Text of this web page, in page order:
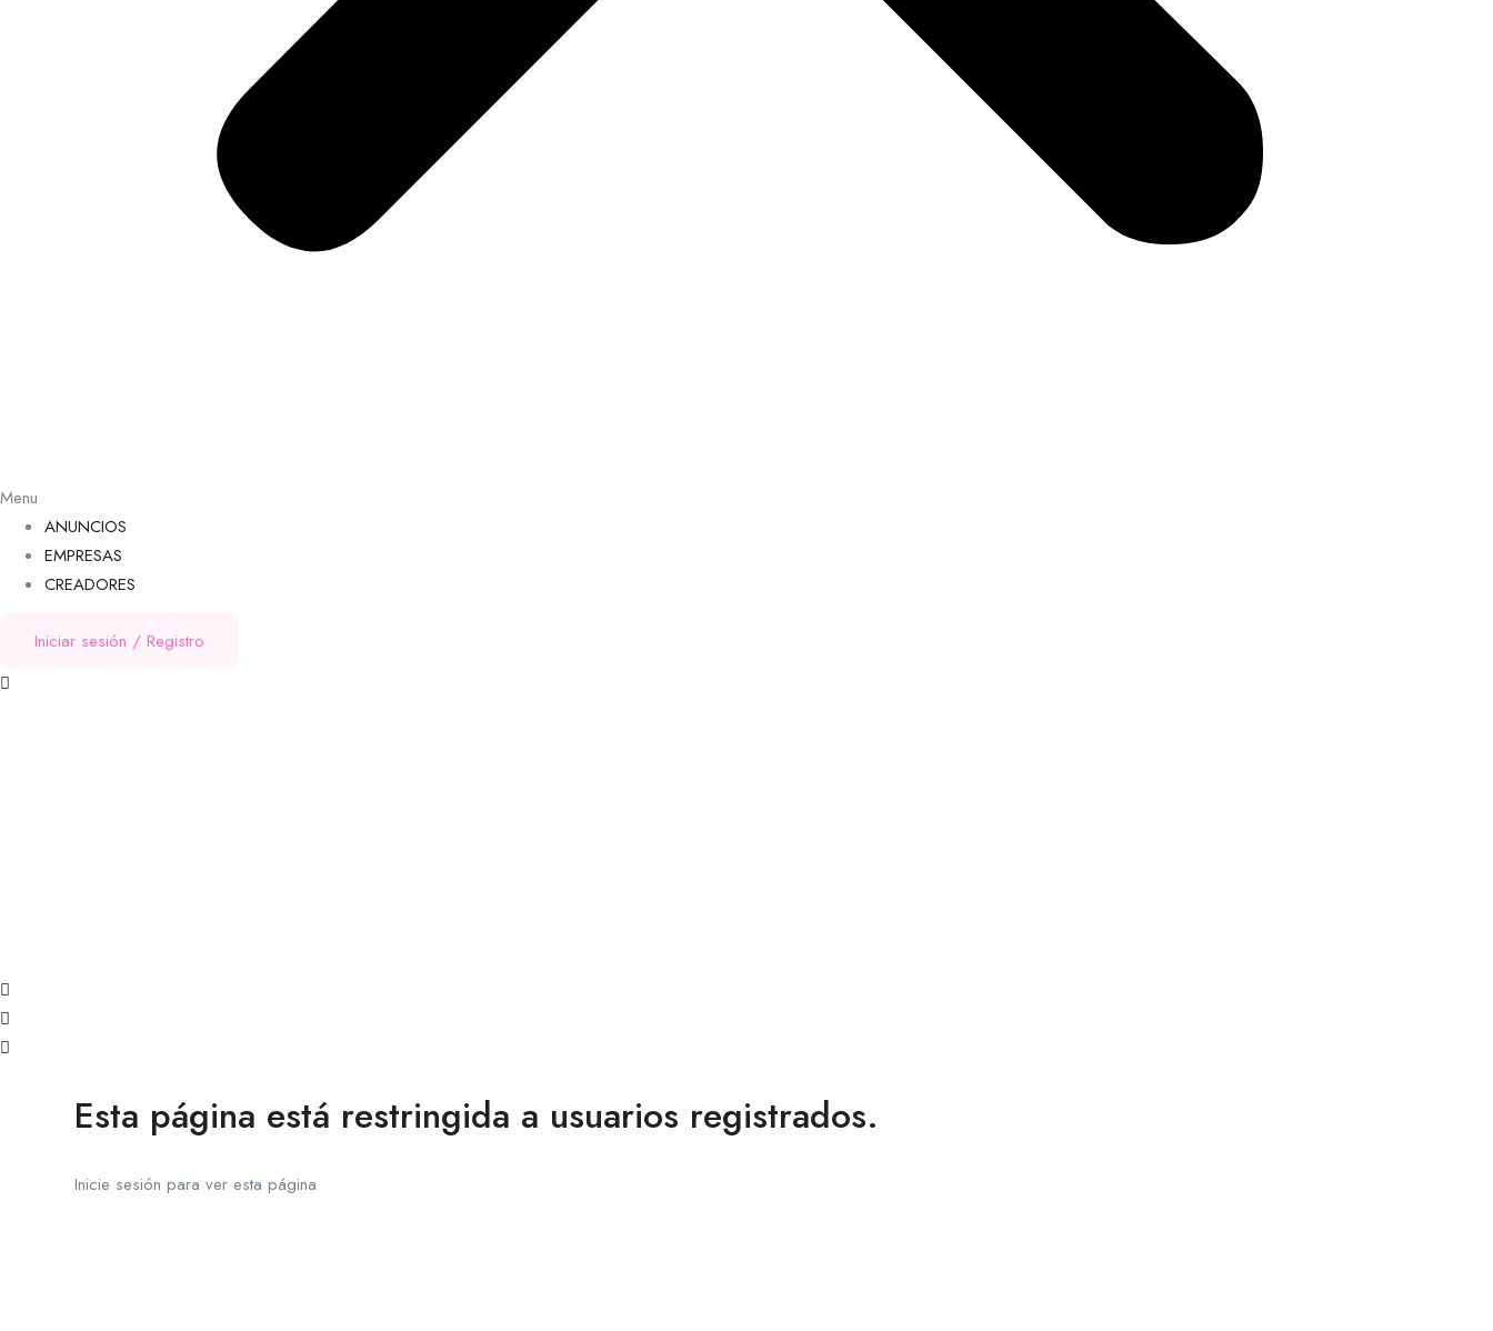
Menu
ANUNCIOS
EMPRESAS
CREADORES
Iniciar sesión / Registro
Esta página está restringida a usuarios registrados.
Inicie sesión para ver esta página